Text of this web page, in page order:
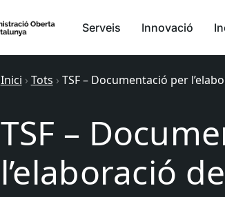
Serveis Innovació
Inici › Tots › TSF – Documentació per
TSF –
l’elaboració